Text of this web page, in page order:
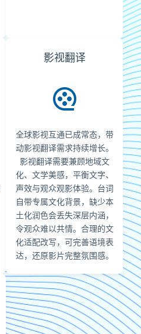
影视翻译
全球影视互通已成常态，带
动影视翻译需求持续增长。
影视翻译需要兼顾地域文
化、文学美感，平衡文字、
声效与观众观影体验。台词
自带专属文化背景，缺少本
土化润色会丢失深层内涵，
令观众难以共情。合理的文
化适配改写，可完善语境表
达，还原影片完整氛围感。